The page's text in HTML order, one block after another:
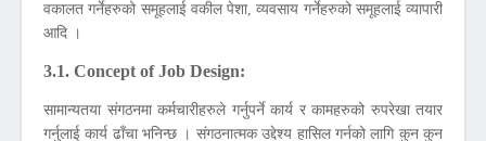
वकालत गर्नेहरुको समूहलाई वकील पेशा, व्यवसाय गर्नेहरुको समूहलाई व्यापारी
आदि ।
3.1. Concept of Job Design:
सामान्यतया संगठनमा कर्मचारीहरुले गर्नुपर्ने कार्य र कामहरुको रुपरेखा तयार
गर्नुलाई कार्य ढाँचा भनिन्छ । संगठनात्मक उद्देश्य हासिल गर्नको लागि कुन कुन